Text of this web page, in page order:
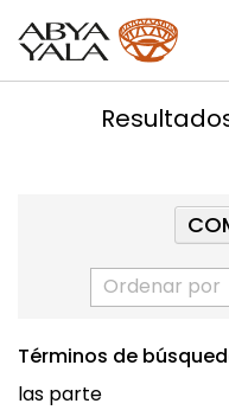
Ordenar por
Términos de
las parte